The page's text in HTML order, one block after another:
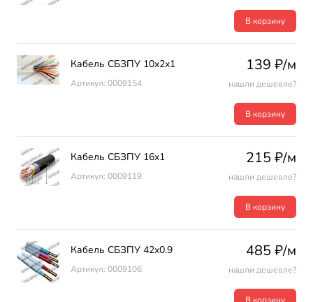
В корзину
Кабель СБЗПУ 10х2х1
Артикул: 0009154
139 ₽/м
нашли дешевле?
В корзину
Кабель СБЗПУ 16х1
Артикул: 0009119
215 ₽/м
нашли дешевле?
В корзину
Кабель СБЗПУ 42х0.9
Артикул: 0009106
485 ₽/м
нашли дешевле?